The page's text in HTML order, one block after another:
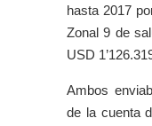
hasta 2017
Zonal 9 de
USD
Ambos
de la cuenta